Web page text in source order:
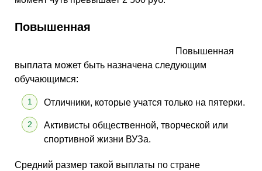
Повышенная
Повышенная
выплата может быть назначена следующим
обучающимся:
Отличники, которые учатся только на пятерки.
Активисты общественной, творческой или
спортивной жизни ВУЗа.
Средний размер такой выплаты по стране